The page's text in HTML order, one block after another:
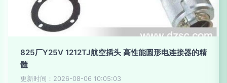
825厂Y25V 1212TJ航空插头 高性能圆形电连接器的精
髓
更新时间：2026-08-06 10:05:03